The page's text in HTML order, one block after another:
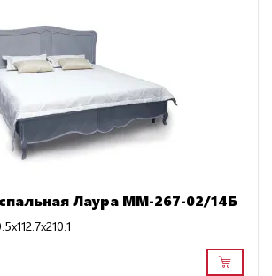
Лаура ММ-267-02/14Б